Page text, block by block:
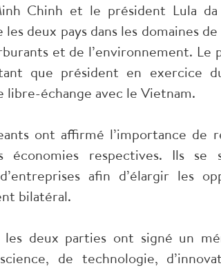
Chinh et le président Lula
deux pays dans les domaines
et de l’environnement.
que président en exercice
libre-échange avec le Vietnam.
ont affirmé l’importance de
économies respectives. Ils se
afin d’élargir les
bilatéral.
deux parties ont signé un
de technologie,